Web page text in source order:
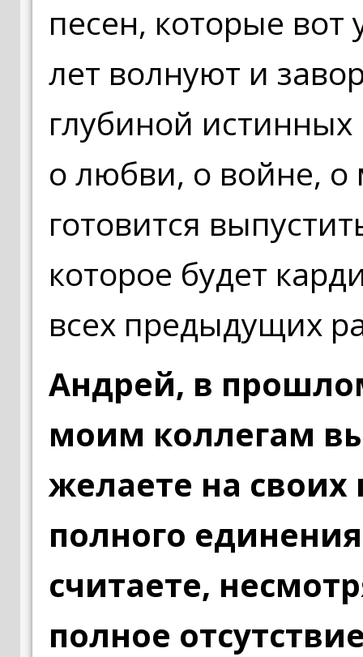
песен, которые
лет волнуют и
глубиной истинных
о любви, о войне, о
готовится
которое будет
всех предыдущих
Андрей, в
моим коллегам
желаете на своих
полного
считаете,
полное